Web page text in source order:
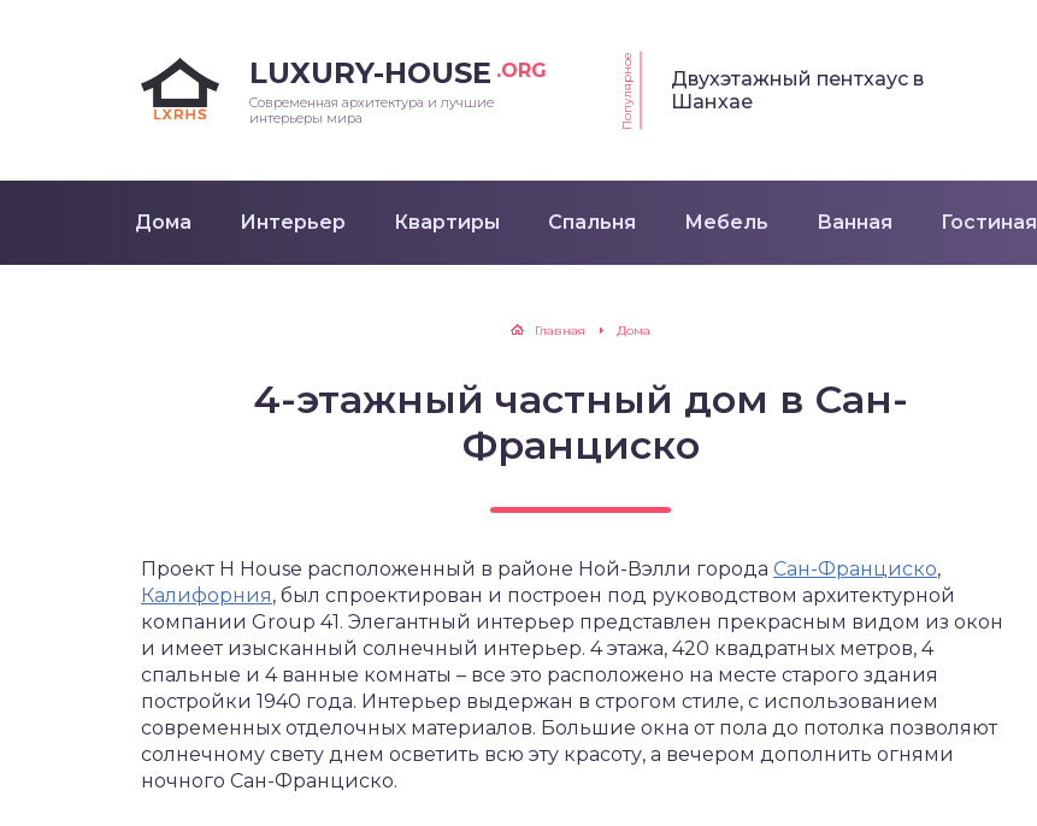
LUXURY-HOUSE .ORG
Современная архитектура и лучшие
интерьеры мира
Популярное
Двухэтажный пентхаус в
Шанхае
Дома Интерьер Квартиры Спальня Мебель Ванная Гостиная
Главная Дома
4-этажный частный дом в Сан-
Франциско
Проект H House расположенный в районе Ной-Вэлли города Сан-Франциско,
Калифорния, был спроектирован и построен под руководством архитектурной
компании Group 41. Элегантный интерьер представлен прекрасным видом из окон
и имеет изысканный солнечный интерьер. 4 этажа, 420 квадратных метров, 4
спальные и 4 ванные комнаты – все это расположено на месте старого здания
постройки 1940 года. Интерьер выдержан в строгом стиле, с использованием
современных отделочных материалов. Большие окна от пола до потолка позволяют
солнечному свету днем осветить всю эту красоту, а вечером дополнить огнями
ночного Сан-Франциско.